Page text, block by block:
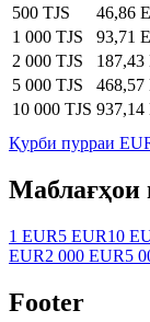
500 TJS
46,86
1 000 TJS
93,71
2 000 TJS
187,43
5 000 TJS
468,57
10 000 TJS 937,14
Қурби пурраи
Маблағҳои
1 EUR5 EUR10
EUR2 000 EUR5
Footer